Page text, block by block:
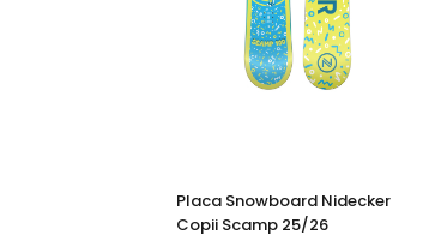
Placa Snowboard Nidecker
Copii Scamp 25/26